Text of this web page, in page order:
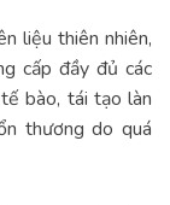
liệu thiên nhiên,
cấp đầy đủ các
bào, tái tạo làn
thương do quá